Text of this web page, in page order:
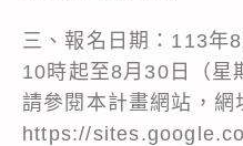
三、報名日期：113年
10時起至8月30日（星
請參閱本計畫網站，網
https://